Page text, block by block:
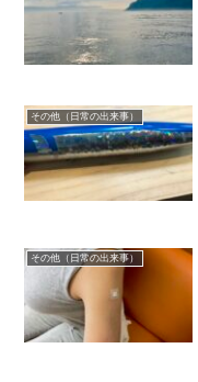
その他（日常の出来事）
その他（日常の出来事）